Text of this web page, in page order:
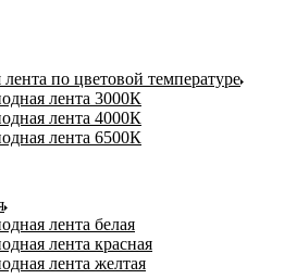
по цветовой температуре
лента 3000К
лента 4000К
лента 6500К
лента белая
лента красная
лента желтая